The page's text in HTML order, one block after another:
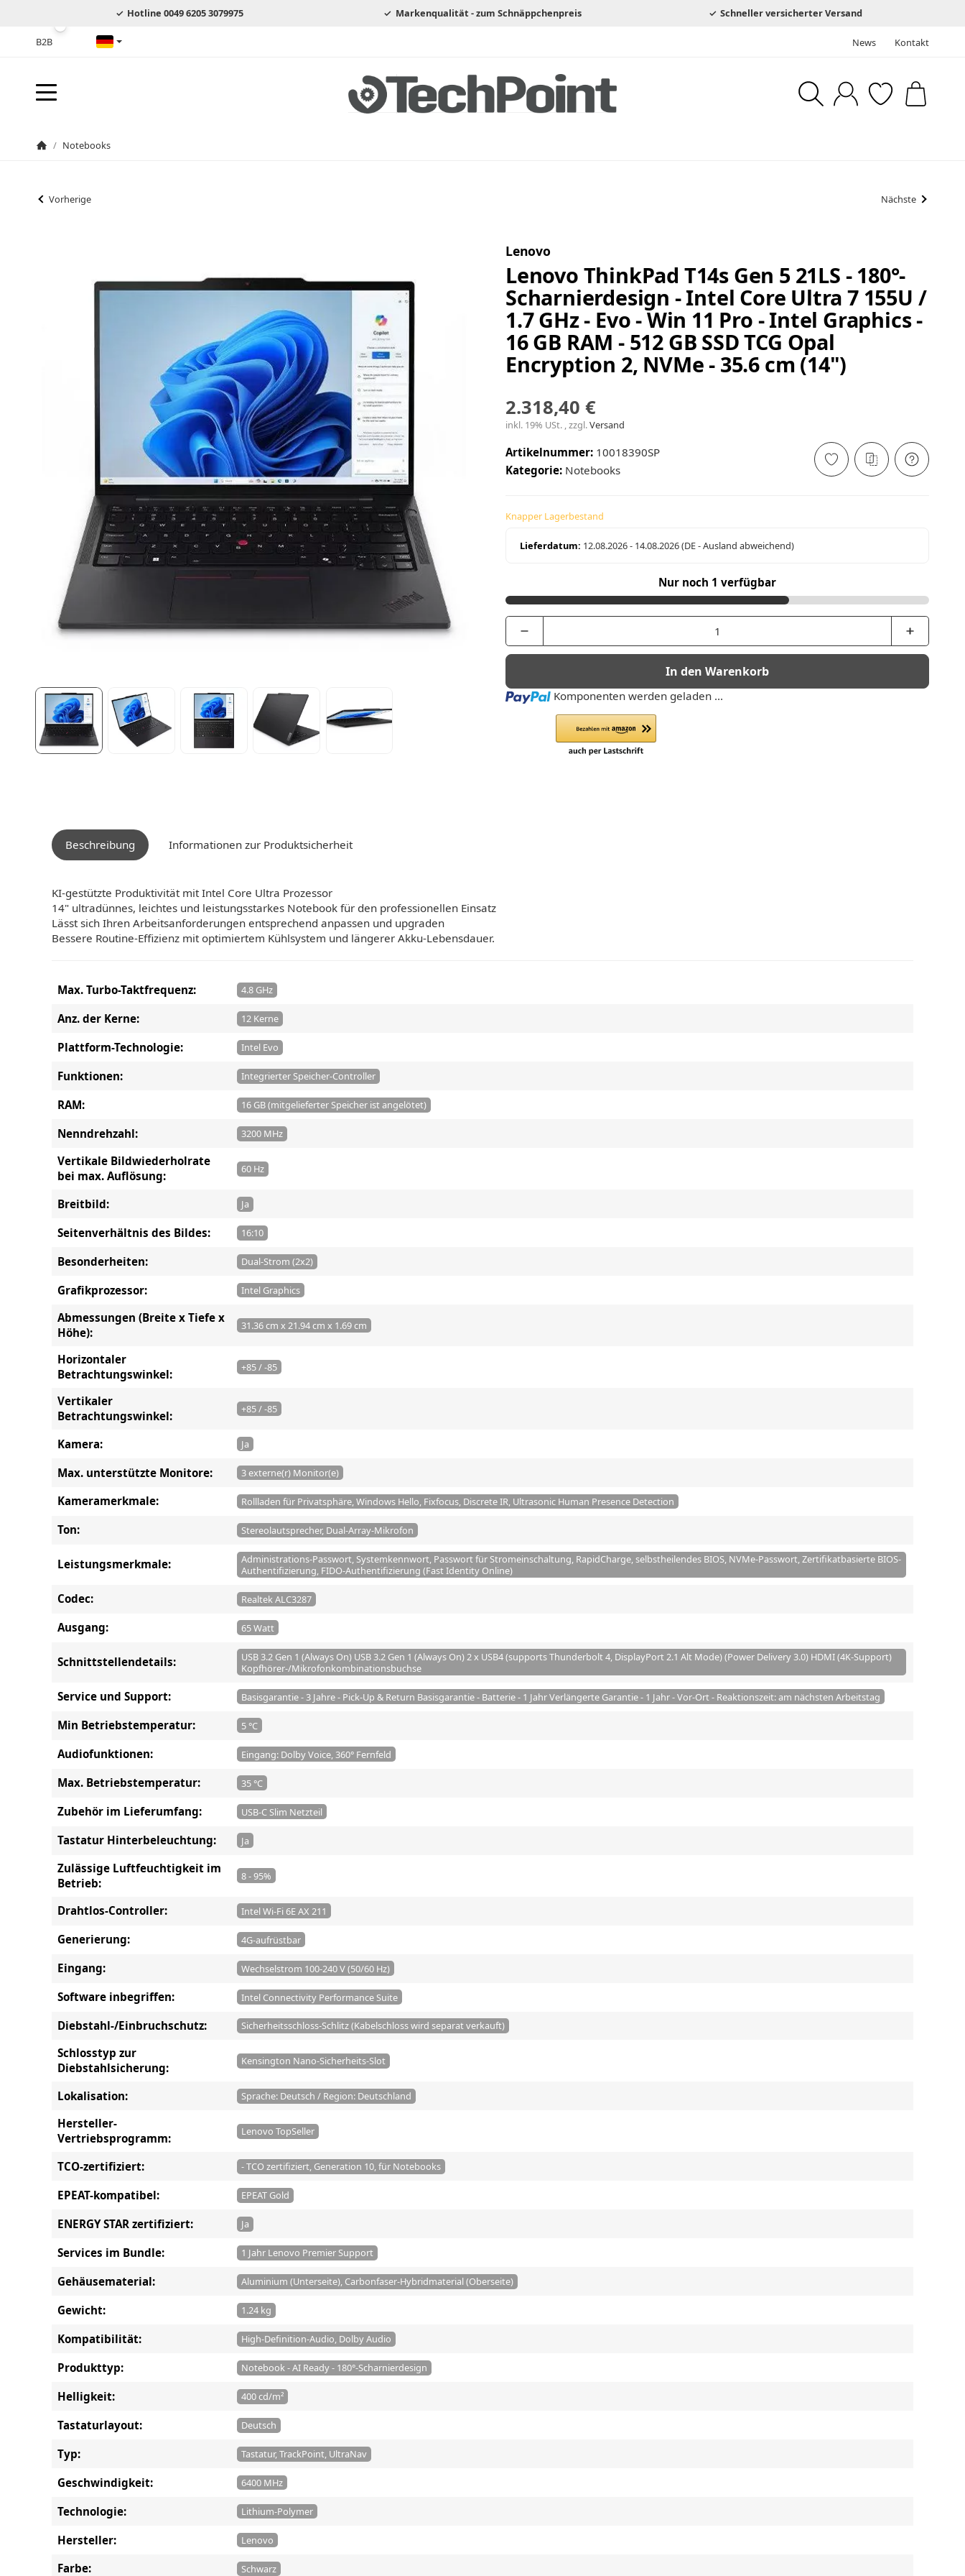
Hotline 0049 6205 3079975 Markenqualität - zum Schnäppchenpreis Schneller versicherter Versand
B2B Deutsch News Kontakt
/ Notebooks
Vorherige Nächste
Lenovo
Lenovo ThinkPad T14s Gen 5 21LS - 180°-
Scharnierdesign - Intel Core Ultra 7 155U /
1.7 GHz - Evo - Win 11 Pro - Intel Graphics -
16 GB RAM - 512 GB SSD TCG Opal
Encryption 2, NVMe - 35.6 cm (14")
2.318,40 €
inkl. 19% USt. , zzgl.Versand
Artikelnummer: 10018390SP
Kategorie: Notebooks
Knapper Lagerbestand
Lieferdatum: 12.08.2026 - 14.08.2026(DE - Ausland abweichend)
Nur noch 1 verfügbar
In den Warenkorb
Loading... Komponenten werden geladen ...
Beschreibung Informationen zur Produktsicherheit
KI-gestützte Produktivität mit Intel Core Ultra Prozessor
14" ultradünnes, leichtes und leistungsstarkes Notebook für den professionellen Einsatz
Lässt sich Ihren Arbeitsanforderungen entsprechend anpassen und upgraden
Bessere Routine-Effizienz mit optimiertem Kühlsystem und längerer Akku-Lebensdauer.
Max. Turbo-Taktfrequenz: 4.8 GHz
Anz. der Kerne: 12 Kerne
Plattform-Technologie: Intel Evo
Funktionen: Integrierter Speicher-Controller
RAM: 16 GB (mitgelieferter Speicher ist angelötet)
Nenndrehzahl: 3200 MHz
Vertikale Bildwiederholrate
bei max. Auflösung:
60 Hz
Breitbild: Ja
Seitenverhältnis des Bildes: 16:10
Besonderheiten: Dual-Strom (2x2)
Grafikprozessor: Intel Graphics
Abmessungen (Breite x Tiefe x
Höhe):
31.36 cm x 21.94 cm x 1.69 cm
Horizontaler
Betrachtungswinkel:
+85 / -85
Vertikaler
Betrachtungswinkel:
+85 / -85
Kamera: Ja
Max. unterstützte Monitore: 3 externe(r) Monitor(e)
Kameramerkmale: Rollladen für Privatsphäre, Windows Hello, Fixfocus, Discrete IR, Ultrasonic Human Presence Detection
Ton: Stereolautsprecher, Dual-Array-Mikrofon
Leistungsmerkmale:
Administrations-Passwort, Systemkennwort, Passwort für Stromeinschaltung, RapidCharge, selbstheilendes BIOS, NVMe-Passwort, Zertifikatbasierte BIOS-
Authentifizierung, FIDO-Authentifizierung (Fast Identity Online)
Codec: Realtek ALC3287
Ausgang: 65 Watt
Schnittstellendetails:
USB 3.2 Gen 1 (Always On) USB 3.2 Gen 1 (Always On) 2 x USB4 (supports Thunderbolt 4, DisplayPort 2.1 Alt Mode) (Power Delivery 3.0) HDMI (4K-Support)
Kopfhörer-/Mikrofonkombinationsbuchse
Service und Support: Basisgarantie - 3 Jahre - Pick-Up & Return Basisgarantie - Batterie - 1 Jahr Verlängerte Garantie - 1 Jahr - Vor-Ort - Reaktionszeit: am nächsten Arbeitstag
Min Betriebstemperatur: 5 °C
Audiofunktionen: Eingang: Dolby Voice, 360° Fernfeld
Max. Betriebstemperatur: 35 °C
Zubehör im Lieferumfang: USB-C Slim Netzteil
Tastatur Hinterbeleuchtung: Ja
Zulässige Luftfeuchtigkeit im
Betrieb:
8 - 95%
Drahtlos-Controller: Intel Wi-Fi 6E AX 211
Generierung: 4G-aufrüstbar
Eingang: Wechselstrom 100-240 V (50/60 Hz)
Software inbegriffen: Intel Connectivity Performance Suite
Diebstahl-/Einbruchschutz: Sicherheitsschloss-Schlitz (Kabelschloss wird separat verkauft)
Schlosstyp zur
Diebstahlsicherung:
Kensington Nano-Sicherheits-Slot
Lokalisation: Sprache: Deutsch / Region: Deutschland
Hersteller-
Vertriebsprogramm:
Lenovo TopSeller
TCO-zertifiziert: - TCO zertifiziert, Generation 10, für Notebooks
EPEAT-kompatibel: EPEAT Gold
ENERGY STAR zertifiziert: Ja
Services im Bundle: 1 Jahr Lenovo Premier Support
Gehäusematerial: Aluminium (Unterseite), Carbonfaser-Hybridmaterial (Oberseite)
Gewicht: 1.24 kg
Kompatibilität: High-Definition-Audio, Dolby Audio
Produkttyp: Notebook - AI Ready - 180°-Scharnierdesign
Helligkeit: 400 cd/m²
Tastaturlayout: Deutsch
Typ: Tastatur, TrackPoint, UltraNav
Geschwindigkeit: 6400 MHz
Technologie: Lithium-Polymer
Hersteller: Lenovo
Farbe: Schwarz